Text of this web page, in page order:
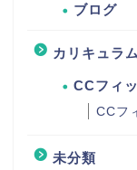
ブログ
カリキュラム
CCフィ
CCフ
未分類